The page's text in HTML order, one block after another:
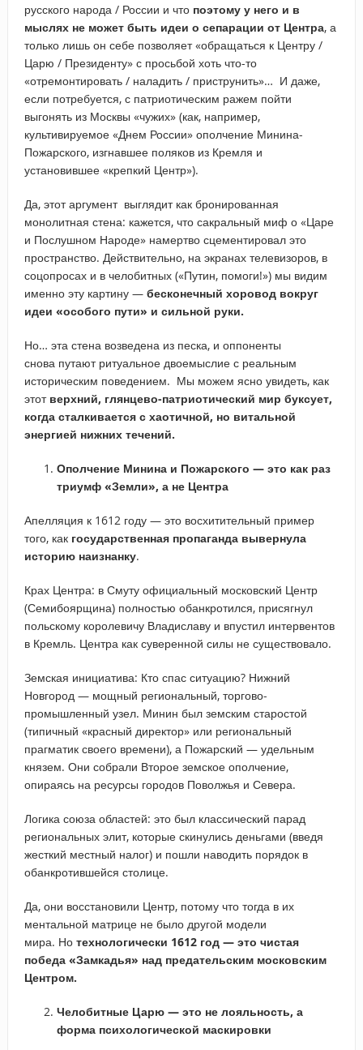
русского народа / России и что поэтому у него и в
мыслях не может быть идеи о сепарации от Центра, а
только лишь он себе позволяет «обращаться к Центру /
Царю / Президенту» с просьбой хоть что-то
«отремонтировать / наладить / приструнить»… И даже,
если потребуется, с патриотическим ражем пойти
выгонять из Москвы «чужих» (как, например,
культивируемое «Днем России» ополчение Минина-
Пожарского, изгнавшее поляков из Кремля и
установившее «крепкий Центр»).
Да, этот аргумент выглядит как бронированная
монолитная стена: кажется, что сакральный миф о «Царе
и Послушном Народе» намертво сцементировал это
пространство. Действительно, на экранах телевизоров, в
соцопросах и в челобитных («Путин, помоги!») мы видим
именно эту картину — бесконечный хоровод вокруг
идеи «особого пути» и сильной руки.
Но… эта стена возведена из песка, и оппоненты
снова путают ритуальное двоемыслие с реальным
историческим поведением. Мы можем ясно увидеть, как
этот верхний, глянцево-патриотический мир буксует,
когда сталкивается с хаотичной, но витальной
энергией нижних течений.
Ополчение Минина и Пожарского — это как раз
триумф «Земли», а не Центра
Апелляция к 1612 году — это восхитительный пример
того, как государственная пропаганда вывернула
историю наизнанку.
Крах Центра: в Смуту официальный московский Центр
(Семибоярщина) полностью обанкротился, присягнул
польскому королевичу Владиславу и впустил интервентов
в Кремль. Центра как суверенной силы не существовало.
Земская инициатива: Кто спас ситуацию? Нижний
Новгород — мощный региональный, торгово-
промышленный узел. Минин был земским старостой
(типичный «красный директор» или региональный
прагматик своего времени), а Пожарский — удельным
князем. Они собрали Второе земское ополчение,
опираясь на ресурсы городов Поволжья и Севера.
Логика союза областей: это был классический парад
региональных элит, которые скинулись деньгами (введя
жесткий местный налог) и пошли наводить порядок в
обанкротившейся столице.
Да, они восстановили Центр, потому что тогда в их
ментальной матрице не было другой модели
мира. Но технологически 1612 год — это чистая
победа «Замкадья» над предательским московским
Центром.
Челобитные Царю — это не лояльность, а
форма психологической маскировки